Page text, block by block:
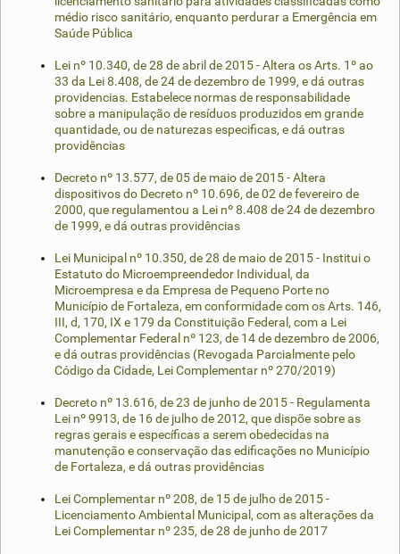
médio risco sanitário, enquanto perdurar a Emergência em
Saúde Pública
Lei nº 10.340, de 28 de abril de 2015 - Altera os Arts. 1º ao
33 da Lei 8.408, de 24 de dezembro de 1999, e dá outras
providencias. Estabelece normas de responsabilidade
sobre a manipulação de resíduos produzidos em grande
quantidade, ou de naturezas especificas, e dá outras
providências
Decreto nº 13.577, de 05 de maio de 2015 - Altera
dispositivos do Decreto nº 10.696, de 02 de fevereiro de
2000, que regulamentou a Lei nº 8.408 de 24 de dezembro
de 1999, e dá outras providências
Lei Municipal nº 10.350, de 28 de maio de 2015 - Institui o
Estatuto do Microempreendedor Individual, da
Microempresa e da Empresa de Pequeno Porte no
Município de Fortaleza, em conformidade com os Arts. 146,
III, d, 170, IX e 179 da Constituição Federal, com a Lei
Complementar Federal nº 123, de 14 de dezembro de 2006,
e dá outras providências (Revogada Parcialmente pelo
Código da Cidade, Lei Complementar nº 270/2019)
Decreto nº 13.616, de 23 de junho de 2015 - Regulamenta
Lei nº 9913, de 16 de julho de 2012, que dispõe sobre as
regras gerais e específicas a serem obedecidas na
manutenção e conservação das edificações no Município
de Fortaleza, e dá outras providências
Lei Complementar nº 208, de 15 de julho de 2015 -
Licenciamento Ambiental Municipal, com as alterações da
Lei Complementar nº 235, de 28 de junho de 2017